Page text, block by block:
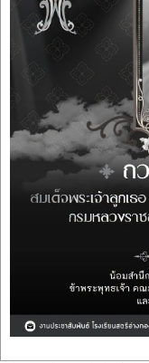
ฉบับที่ 112
2569 โครง
นำนักเรียนเ
การขับเคลื่
บริหารงานเ
นโยบายระดั